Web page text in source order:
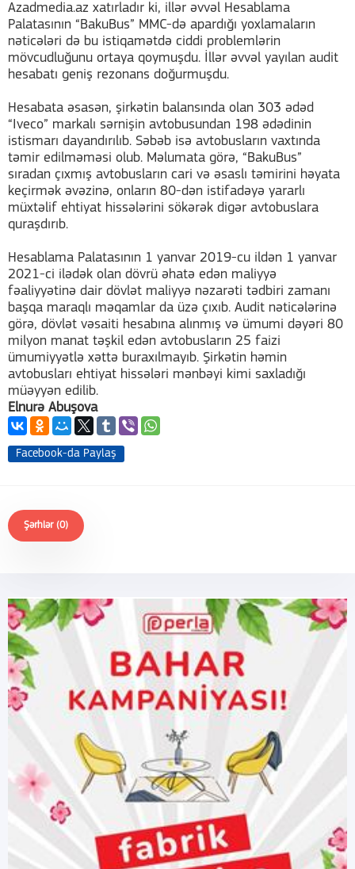
Azadmedia.az xatırladır ki, illər əvvəl Hesablama
Palatasının “BakuBus” MMC-də apardığı yoxlamaların
nəticələri də bu istiqamətdə ciddi problemlərin
mövcudluğunu ortaya qoymuşdu. İllər əvvəl yayılan audit
hesabatı geniş rezonans doğurmuşdu.
Hesabata əsasən, şirkətin balansında olan 303 ədəd
“Iveco” markalı sərnişin avtobusundan 198 ədədinin
istismarı dayandırılıb. Səbəb isə avtobusların vaxtında
təmir edilməməsi olub. Məlumata görə, “BakuBus”
sıradan çıxmış avtobusların cari və əsaslı təmirini həyata
keçirmək əvəzinə, onların 80-dən istifadəyə yararlı
müxtəlif ehtiyat hissələrini sökərək digər avtobuslara
quraşdırıb.
Hesablama Palatasının 1 yanvar 2019-cu ildən 1 yanvar
2021-ci ilədək olan dövrü əhatə edən maliyyə
fəaliyyətinə dair dövlət maliyyə nəzarəti tədbiri zamanı
başqa maraqlı məqamlar da üzə çıxıb. Audit nəticələrinə
görə, dövlət vəsaiti hesabına alınmış və ümumi dəyəri 80
milyon manat təşkil edən avtobusların 25 faizi
ümumiyyətlə xəttə buraxılmayıb. Şirkətin həmin
avtobusları ehtiyat hissələri mənbəyi kimi saxladığı
müəyyən edilib.
Elnurə Abuşova
Facebook-da Paylaş
Şərhlər (0)